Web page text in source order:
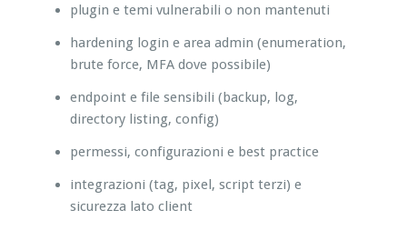
plugin e temi vulnerabili o non mantenuti
hardening login e area admin (enumeration,
brute force, MFA dove possibile)
endpoint e file sensibili (backup, log,
directory listing, config)
permessi, configurazioni e best practice
integrazioni (tag, pixel, script terzi) e
sicurezza lato client